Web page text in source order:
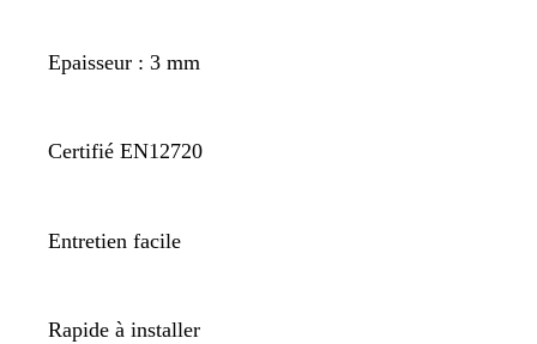
Epaisseur : 3 mm
Certifié EN12720
Entretien facile
Rapide à installer